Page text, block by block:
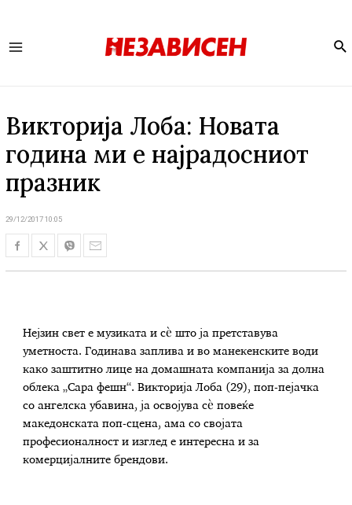
Викторија Лоба: Новата
година ми е најрадосниот
празник
29/12/2017 10:05
Нејзин свет е музиката и сѐ што ја претставува
уметноста. Годинава заплива и во манекенските води
како заштитно лице на домашната компанија за долна
облека „Сара фешн“. Викторија Лоба (29), поп-пејачка
со ангелска убавина, ја освојува сѐ повеќе
македонската поп-сцена, ама со својата
професионалност и изглед е интересна и за
комерцијалните брендови.